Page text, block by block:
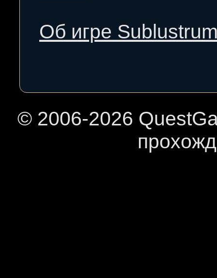
Об игре
© 2006-2026